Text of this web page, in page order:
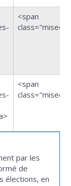
<span
<span
par les
de
élections, en